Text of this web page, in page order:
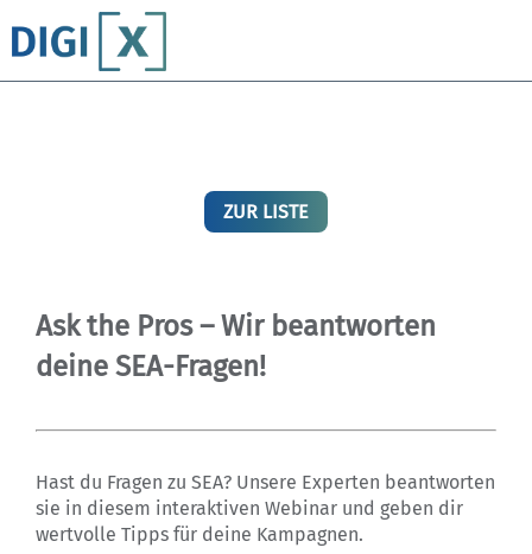
ZUR LISTE
Ask the Pros – Wir beantworten
deine SEA-Fragen!
Hast du Fragen zu SEA? Unsere Experten beantworten
sie in diesem interaktiven Webinar und geben dir
wertvolle Tipps für deine Kampagnen.